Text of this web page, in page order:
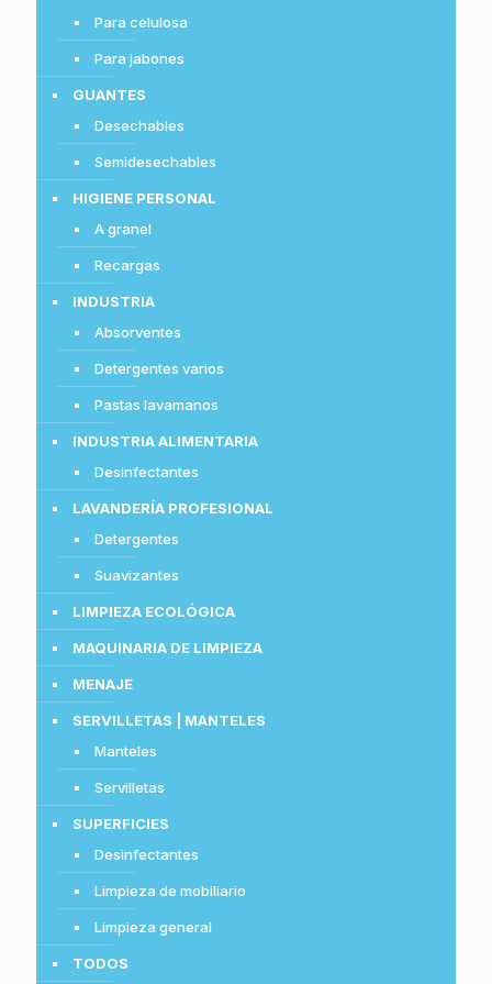
Para celulosa
Para jabones
GUANTES
Desechables
Semidesechables
HIGIENE PERSONAL
A granel
Recargas
INDUSTRIA
Absorventes
Detergentes varios
Pastas lavamanos
INDUSTRIA ALIMENTARIA
Desinfectantes
LAVANDERÍA PROFESIONAL
Detergentes
Suavizantes
LIMPIEZA ECOLÓGICA
MAQUINARIA DE LIMPIEZA
MENAJE
SERVILLETAS | MANTELES
Manteles
Servilletas
SUPERFICIES
Desinfectantes
Limpieza de mobiliario
Limpieza general
TODOS